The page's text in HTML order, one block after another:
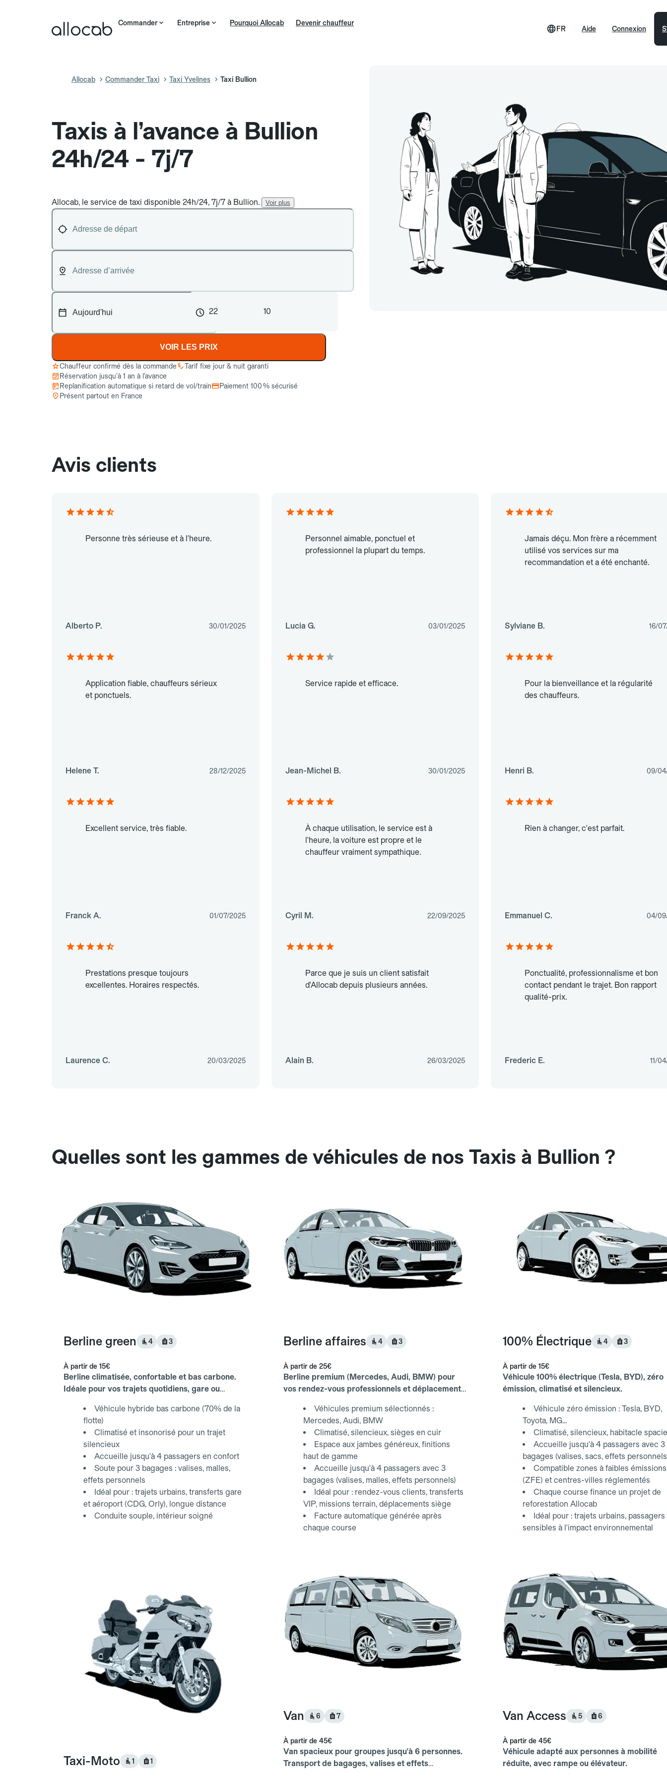
Commander Entreprise Pourquoi Allocab Devenir chauffeur
Aide
FR Connexion
Allocab Commander Taxi Taxi Yvelines Taxi Bullion
Taxis à l’avance à Bullion
24h/24 - 7j/7
Allocab, le service de taxi disponible 24h/24, 7j/7 à Bullion. Voir plus
22 10
VOIR LES PRIX
Chauffeur confirmé dès la commande
Tarif fixe jour & nuit garanti
Réservation jusqu’à 1 an à l’avance
Replanification automatique si retard de vol/train
Paiement 100 % sécurisé
Présent partout en France
Avis clients
Personne très sérieuse et à l'heure.
Alberto P. 30/01/2025
Personnel aimable, ponctuel et
professionnel la plupart du temps.
Lucia G. 03/01/2025
Jamais déçu. Mon frère a récemment
utilisé vos services sur ma
recommandation et a été enchanté.
Sylviane B. 16/
Application fiable, chauffeurs sérieux
et ponctuels.
Helene T. 28/12/2025
Service rapide et efficace.
Jean-Michel B. 30/01/2025
Pour la bienveillance et la régularité
des chauffeurs.
Henri B. 09/
Excellent service, très fiable.
Franck A. 01/07/2025
À chaque utilisation, le service est à
l'heure, la voiture est propre et le
chauffeur vraiment sympathique.
Cyril M. 22/09/2025
Rien à changer, c'est parfait.
Emmanuel C. 04/
Prestations presque toujours
excellentes. Horaires respectés.
Laurence C. 20/03/2025
Parce que je suis un client satisfait
d'Allocab depuis plusieurs années.
Alain B. 26/03/2025
Ponctualité, professionnalisme et bon
contact pendant le trajet. Bon rapport
qualité-prix.
Frederic E. 11/
Quelles sont les gammes de véhicules de nos Taxis à Bullion ?
Berline green 4 3
À partir de 15€
Berline climatisée, confortable et bas carbone.
Idéale pour vos trajets quotidiens, gare ou
Véhicule hybride bas carbone (70% de la
flotte)
Climatisé et insonorisé pour un trajet
silencieux
Accueille jusqu'à 4 passagers en confort
Soute pour 3 bagages : valises, malles,
effets personnels
Idéal pour : trajets urbains, transferts gare
et aéroport (CDG, Orly), longue distance
Conduite souple, intérieur soigné
Berline affaires 4 3
À partir de 25€
Berline premium (Mercedes, Audi, BMW) pour
vos rendez-vous professionnels et déplacements
Véhicules premium sélectionnés :
Mercedes, Audi, BMW
Climatisé, silencieux, sièges en cuir
Espace aux jambes généreux, finitions
haut de gamme
Accueille jusqu'à 4 passagers avec 3
bagages (valises, malles, effets personnels)
Idéal pour : rendez-vous clients, transferts
VIP, missions terrain, déplacements siège
Facture automatique générée après
chaque course
100% Électrique 4 3
À partir de 15€
Véhicule 100% électrique (Tesla, BYD), zéro
émission, climatisé et silencieux.
Véhicule zéro émission : Tesla, BYD,
Toyota, MG...
Climatisé, silencieux, habitacle
Accueille jusqu'à 4 passagers avec 3
bagages (valises, sacs, effets
Compatible zones à faibles émissions
(ZFE) et centres-villes réglementés
Chaque course finance un projet de
reforestation Allocab
Idéal pour : trajets urbains, passagers
sensibles à l'impact environnemental
Taxi-Moto 1 1
Van 6 7
À partir de 45€
Van spacieux pour groupes jusqu'à 6 personnes.
Transport de bagages, valises et effets
Van Access 5 6
À partir de 45€
Véhicule adapté aux personnes à mobilité
réduite, avec rampe ou élévateur.